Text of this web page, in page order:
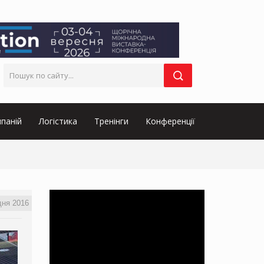
Логістика Тренінги Конференції
2016